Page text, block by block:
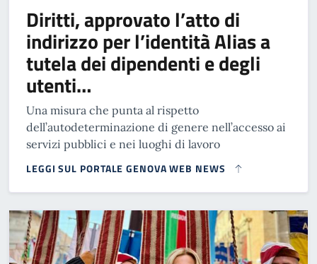
Diritti, approvato l’atto di
indirizzo per l’identità Alias a
tutela dei dipendenti e degli
utenti…
Una misura che punta al rispetto
dell’autodeterminazione di genere nell’accesso ai
servizi pubblici e nei luoghi di lavoro
LEGGI SUL PORTALE GENOVA WEB NEWS